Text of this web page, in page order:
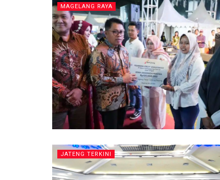
MAGELANG RAYA
JATENG TERKINI